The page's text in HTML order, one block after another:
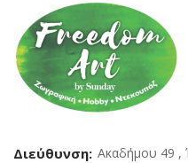
Διεύθυνση: Ακαδήμου 49 ,